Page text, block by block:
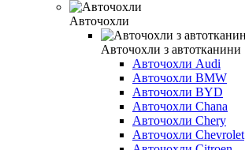
Авточохли
Авточохли з автотканини
Авточохли Audi
Авточохли BMW
Авточохли BYD
Авточохли Chana
Авточохли Chery
Авточохли Chevrolet